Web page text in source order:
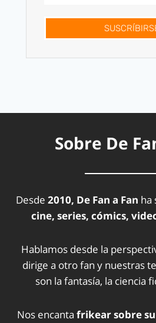
Sobre De
Desde 2010, De Fan a Fan ha
cine, series, cómics,
Hablamos desde la
dirige a otro fan y nuestras
son la fantasía, la ciencia
Nos encanta frikear sobre